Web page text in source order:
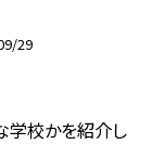
29
学校かを紹介し